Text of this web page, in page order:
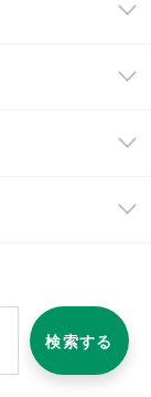
検索する